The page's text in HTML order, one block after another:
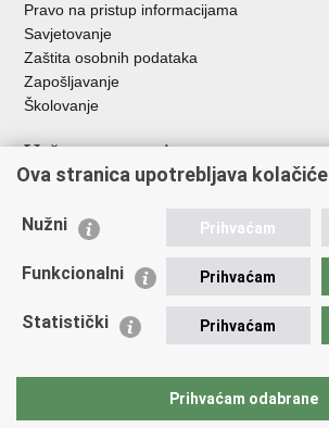
Pravo na pristup informacijama
Savjetovanje
Zaštita osobnih podataka
Zapošljavanje
Školovanje
Važne poveznice
Ministarstvo unutarnjih poslova
Udruge
Policijska akademija
Zaklada policijske solidarnosti
Vučetić"
Ova stranica upotrebljava kolačiće
Nužni Prihvaćam
Funkcionalni Prihvaćam
Statistički Prihvaćam
Prihvaćam odabrane